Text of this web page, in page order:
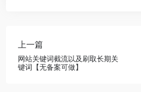
上一篇
网站关键词截流以及刷取长期关
键词【无备案可做】